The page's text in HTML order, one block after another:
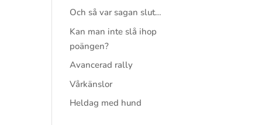
Och så var sagan slut…
Kan man inte slå ihop
poängen?
Avancerad rally
Vårkänslor
Heldag med hund